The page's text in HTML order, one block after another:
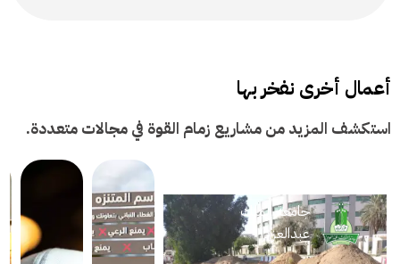
أعمال أخرى نفخر بها
استكشف المزيد من مشاريع زمام القوة في مجالات متعددة.
جامعة الملك
عبدالعزيز